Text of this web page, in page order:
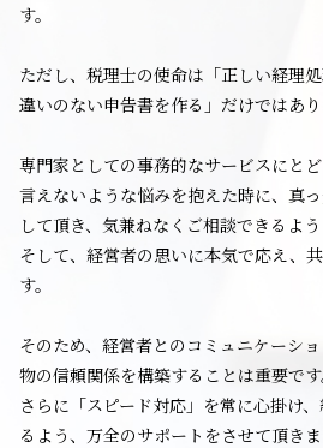
す。
ただし、税理士の使命は「正しい経理
違いのない申告書を作る」だけではあり
専門家としての事務的なサービスにと
言えないような悩みを抱えた時に、真
して頂き、気兼ねなくご相談できるよう
そして、経営者の思いに本気で応え、
す。
そのため、経営者とのコミュニケーシ
物の信頼関係を構築することは重要です
さらに「スピード対応」を常に心掛け
るよう、万全のサポートをさせて頂きま